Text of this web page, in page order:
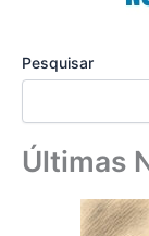
Pesquisar
Últimas